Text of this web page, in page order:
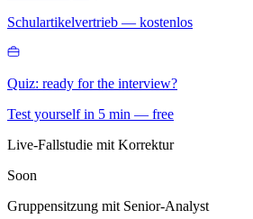
Schulartikelvertrieb — kostenlos
Quiz: ready for the interview?
Test yourself in 5 min — free
Live-Fallstudie mit Korrektur
Soon
Gruppensitzung mit Senior-Analyst